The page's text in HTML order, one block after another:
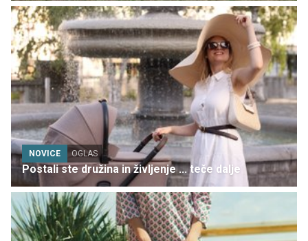
NOVICE OGLAS
Postali ste družina in življenje ... teče dalje